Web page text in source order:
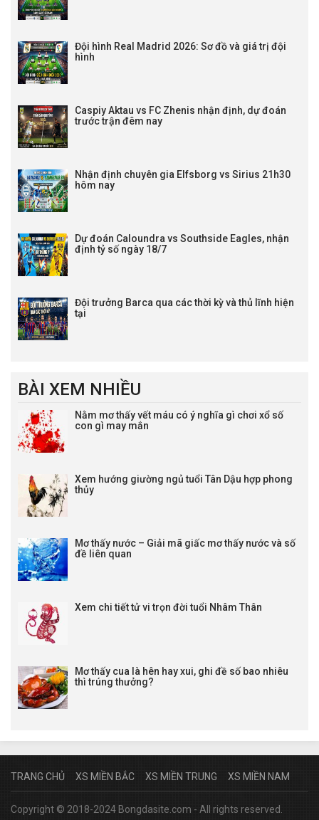
Đội hình Real Madrid 2026: Sơ đồ và giá trị đội
hình
Caspiy Aktau vs FC Zhenis nhận định, dự đoán
trước trận đêm nay
Nhận định chuyên gia Elfsborg vs Sirius 21h30
hôm nay
Dự đoán Caloundra vs Southside Eagles, nhận
định tỷ số ngày 18/7
Đội trưởng Barca qua các thời kỳ và thủ lĩnh hiện
tại
BÀI XEM NHIỀU
Nằm mơ thấy vết máu có ý nghĩa gì chơi xổ số
con gì may mắn
Xem hướng giường ngủ tuổi Tân Dậu hợp phong
thủy
Mơ thấy nước – Giải mã giấc mơ thấy nước và số
đề liên quan
Xem chi tiết tử vi trọn đời tuổi Nhâm Thân
Mơ thấy cua là hên hay xui, ghi đề số bao nhiêu
thì trúng thưởng?
TRANG CHỦ XS MIỀN BẮC XS MIỀN TRUNG XS MIỀN NAM
Copyright © 2018-2024 Bongdasite.com - All rights reserved.